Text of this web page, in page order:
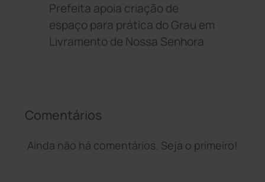
Prefeita apoia criação de
espaço para prática do Grau em
Livramento de Nossa Senhora
Comentários
Ainda não há comentários. Seja o primeiro!